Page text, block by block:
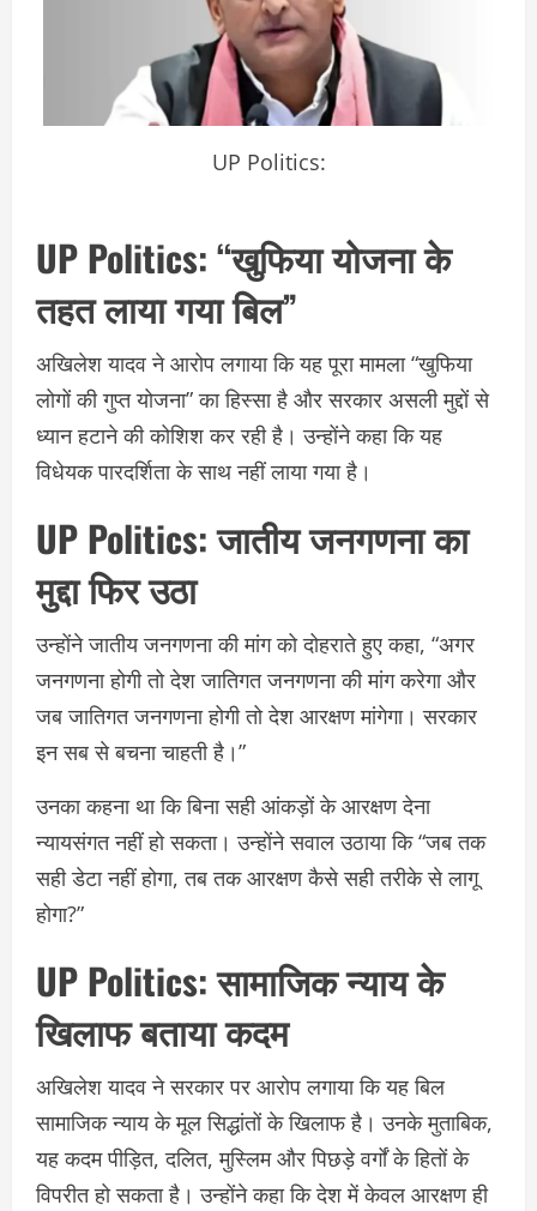
UP Politics:
UP Politics: “खुफिया योजना के
तहत लाया गया बिल”
अखिलेश यादव ने आरोप लगाया कि यह पूरा मामला “खुफिया
लोगों की गुप्त योजना” का हिस्सा है और सरकार असली मुद्दों से
ध्यान हटाने की कोशिश कर रही है। उन्होंने कहा कि यह
विधेयक पारदर्शिता के साथ नहीं लाया गया है।
UP Politics:जातीय जनगणना का
मुद्दा फिर उठा
उन्होंने जातीय जनगणना की मांग को दोहराते हुए कहा, “अगर
जनगणना होगी तो देश जातिगत जनगणना की मांग करेगा और
जब जातिगत जनगणना होगी तो देश आरक्षण मांगेगा। सरकार
इन सब से बचना चाहती है।”
उनका कहना था कि बिना सही आंकड़ों के आरक्षण देना
न्यायसंगत नहीं हो सकता। उन्होंने सवाल उठाया कि “जब तक
सही डेटा नहीं होगा, तब तक आरक्षण कैसे सही तरीके से लागू
होगा?”
UP Politics:सामाजिक न्याय के
खिलाफ बताया कदम
अखिलेश यादव ने सरकार पर आरोप लगाया कि यह बिल
सामाजिक न्याय के मूल सिद्धांतों के खिलाफ है। उनके मुताबिक,
यह कदम पीड़ित, दलित, मुस्लिम और पिछड़े वर्गों के हितों के
विपरीत हो सकता है। उन्होंने कहा कि देश में केवल आरक्षण ही